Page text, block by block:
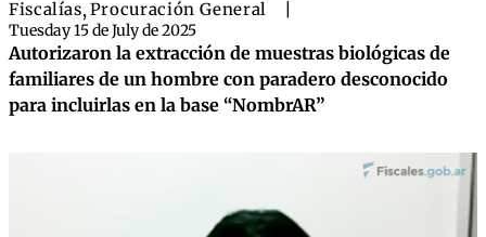
Fiscalías,Procuración General
Tuesday 15 de July de 2025
Autorizaron la extracción de muestras biológicas de
familiares de un hombre con paradero desconocido
para incluirlas en la base “NombrAR”